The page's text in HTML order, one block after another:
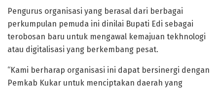
Pengurus organisasi yang berasal dari berbagai
perkumpulan pemuda ini dinilai Bupati Edi sebagai
terobosan baru untuk mengawal kemajuan tekhnologi
atau digitalisasi yang berkembang pesat.
“Kami berharap organisasi ini dapat bersinergi dengan
Pemkab Kukar untuk menciptakan daerah yang